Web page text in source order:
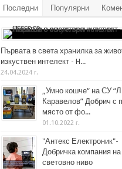
Последни Популярни
Първата в света хранилка за
изкуствен интелект - H...
24.04.2024 г.
„Умно кошче“ на СУ
Каравелов” Добрич с
място от фо...
01.10.2022 г.
"Антекс Електроник"-
Добричка компания на
световно ниво